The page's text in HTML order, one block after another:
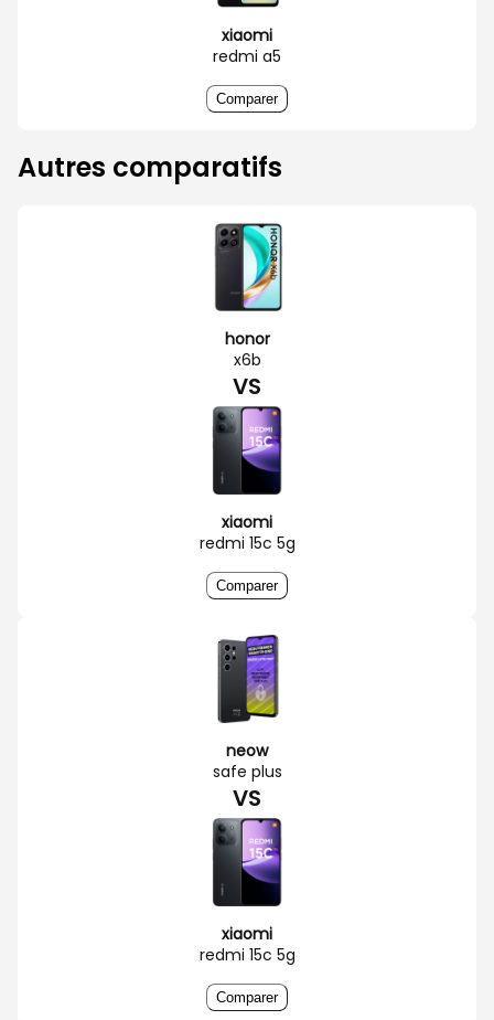
xiaomi
redmi a5
Comparer
Autres comparatifs
honor
x6b
VS
xiaomi
redmi 15c 5g
Comparer
neow
safe plus
VS
xiaomi
redmi 15c 5g
Comparer